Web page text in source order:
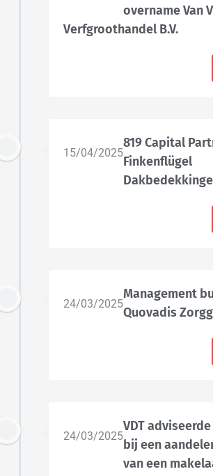
overname Van
Verfgroothandel B.V.
15/04/2025
819 Capital
Finkenflügel
24/03/2025
Management
Quovadis
24/03/2025
VDT
bij een
van een